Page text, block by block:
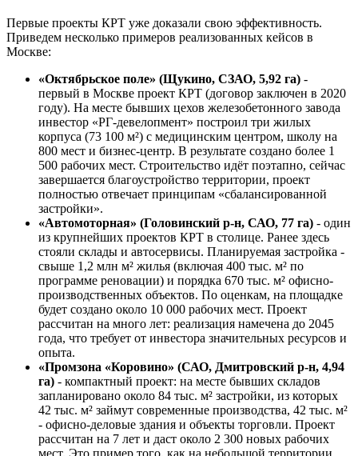
Первые проекты КРТ уже доказали свою эффективность.
Приведем несколько примеров реализованных кейсов в
Москве:
«Октябрьское поле» (Щукино, СЗАО, 5,92 га) -
первый в Москве проект КРТ (договор заключен в 2020
году). На месте бывших цехов железобетонного завода
инвестор «РГ-девелопмент» построил три жилых
корпуса (73 100 м²) с медицинским центром, школу на
800 мест и бизнес-центр. В результате создано более 1
500 рабочих мест. Строительство идёт поэтапно, сейчас
завершается благоустройство территории, проект
полностью отвечает принципам «сбалансированной
застройки».
«Автомоторная» (Головинский р-н, САО, 77 га) - один
из крупнейших проектов КРТ в столице. Ранее здесь
стояли склады и автосервисы. Планируемая застройка -
свыше 1,2 млн м² жилья (включая 400 тыс. м² по
программе реновации) и порядка 670 тыс. м² офисно-
производственных объектов. По оценкам, на площадке
будет создано около 10 000 рабочих мест. Проект
рассчитан на много лет: реализация намечена до 2045
года, что требует от инвестора значительных ресурсов и
опыта.
«Промзона «Коровино» (САО, Дмитровский р-н, 4,94
га) - компактный проект: на месте бывших складов
запланировано около 84 тыс. м² застройки, из которых
42 тыс. м² займут современные производства, 42 тыс. м²
- офисно-деловые здания и объекты торговли. Проект
рассчитан на 7 лет и даст около 2 300 новых рабочих
мест. Это пример того, как на небольшой территории